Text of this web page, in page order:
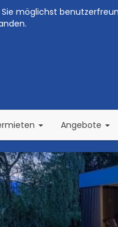
möglichst
(current)Angebote